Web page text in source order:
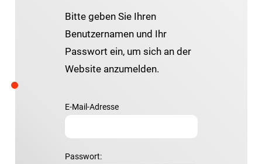
Bitte geben Sie Ihren
Benutzernamen und Ihr
Passwort ein, um sich an der
Website anzumelden.
E-Mail-Adresse
Passwort: